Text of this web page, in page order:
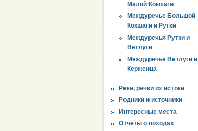
Малой Кокшаги
Междуречье Большой
Кокшаги и Рутки
Междуречья Рутки и
Ветлуги
Междуречье Ветлуги и
Керженца
Реки, речки их истоки
Родники и источники
Интересные места
Отчеты о походах